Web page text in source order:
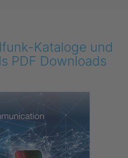
Kataloge und
PDF Downloads